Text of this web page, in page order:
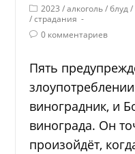
2023 / алкоголь / блуд /
/ страдания
0 комментариев
Пять
виноградник, и
винограда. Он
произойдёт,